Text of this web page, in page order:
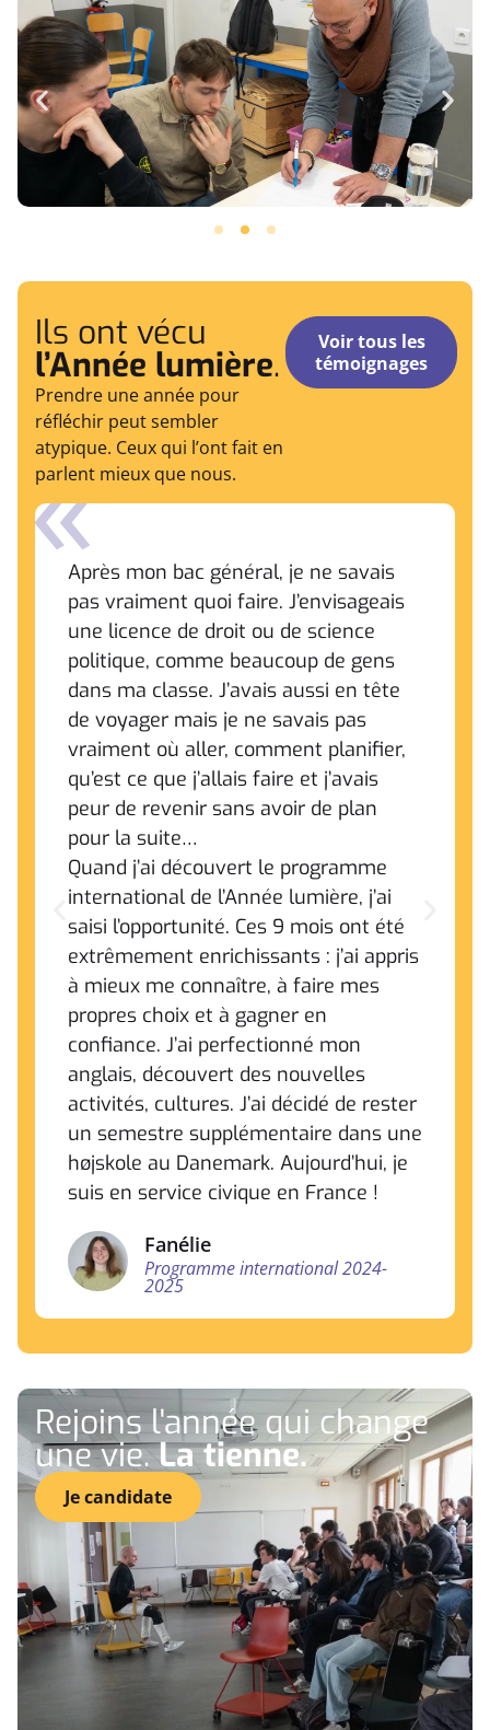
Ils ont vécu
l’Année lumière.
Prendre une année pour
réfléchir peut sembler
atypique. Ceux qui l’ont fait en
parlent mieux que nous.
Voir tous les
témoignages
Après mon bac général, je ne savais
pas vraiment quoi faire. J’envisageais
une licence de droit ou de science
politique, comme beaucoup de gens
dans ma classe. J’avais aussi en tête
de voyager mais je ne savais pas
vraiment où aller, comment planifier,
qu’est ce que j’allais faire et j’avais
peur de revenir sans avoir de plan
pour la suite…
Quand j’ai découvert le programme
international de l’Année lumière, j’ai
saisi l’opportunité. Ces 9 mois ont été
extrêmement enrichissants : j’ai appris
à mieux me connaître, à faire mes
propres choix et à gagner en
confiance. J’ai perfectionné mon
anglais, découvert des nouvelles
activités, cultures. J’ai décidé de rester
un semestre supplémentaire dans une
højskole au Danemark. Aujourd’hui, je
suis en service civique en France !
Fanélie
Programme international 2024-
2025
Rejoins l'année qui change
une vie.La tienne.
Je candidate